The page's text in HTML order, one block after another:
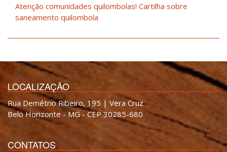
Atenção comunidades quilombolas! Cartilha sobre
saneamento quilombola
LOCALIZAÇÃO
Rua Demétrio Ribeiro, 195 | Vera Cruz
Belo Horizonte - MG - CEP 30285-680
CONTATOS